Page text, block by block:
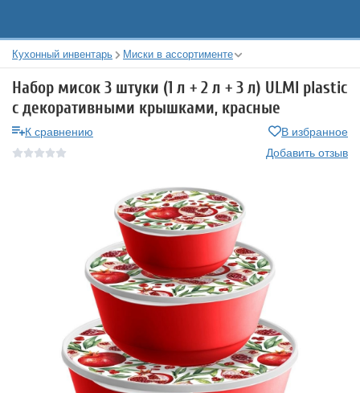
Кухонный инвентарь Миски в ассортименте
Набор мисок 3 штуки (1 л + 2 л + 3 л) ULMI plastic
с декоративными крышками, красные
К сравнению
В избранное
Добавить отзыв